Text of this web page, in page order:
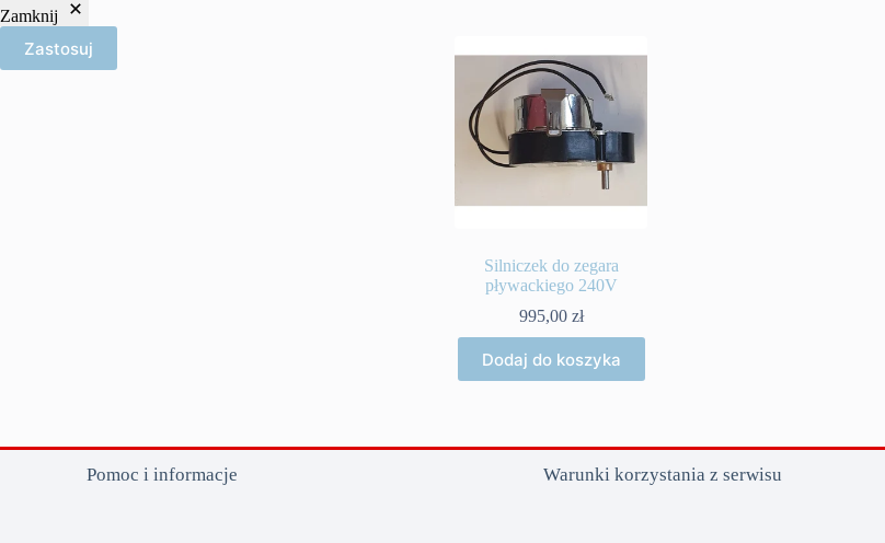
Silniczek do zegara
pływackiego 240V
995,00 zł
Dodaj do koszyka
Zamknij
Zastosuj
Pomoc i informacje
Warunki korzystania z serwisu